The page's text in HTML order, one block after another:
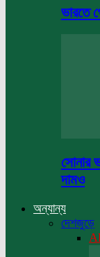
ভারতে
সোনার
দামও
অন্যান্য
দেশজুড়ে